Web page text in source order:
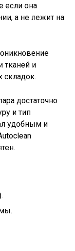
если она
а не лежит на
тканей и
достаточно
и тип
удобным и